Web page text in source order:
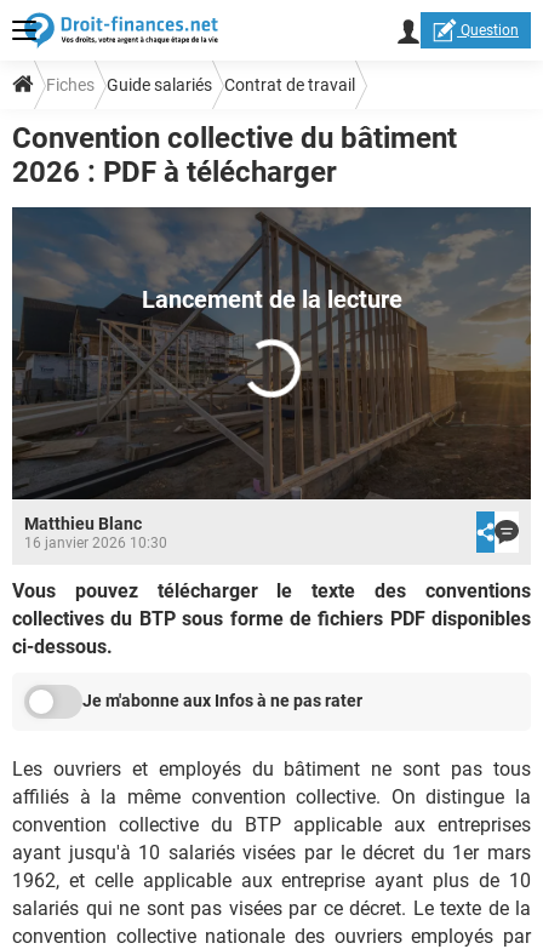
Question
Fiches Guide salariés Contrat de travail
Réglementation et droit du travail Conventions collectives
Convention collective du bâtiment
2026 : PDF à télécharger
Matthieu Blanc
16 janvier 2026 10:30
Vous pouvez télécharger le texte des conventions
collectives du BTP sous forme de fichiers PDF disponibles
ci-dessous.
Je m'abonne aux Infos à ne pas rater
Les ouvriers et employés du bâtiment ne sont pas tous
affiliés à la même convention collective. On distingue la
convention collective du BTP applicable aux entreprises
ayant jusqu'à 10 salariés visées par le décret du 1er mars
1962, et celle applicable aux entreprise ayant plus de 10
salariés qui ne sont pas visées par ce décret. Le texte de la
convention collective nationale des ouvriers employés par